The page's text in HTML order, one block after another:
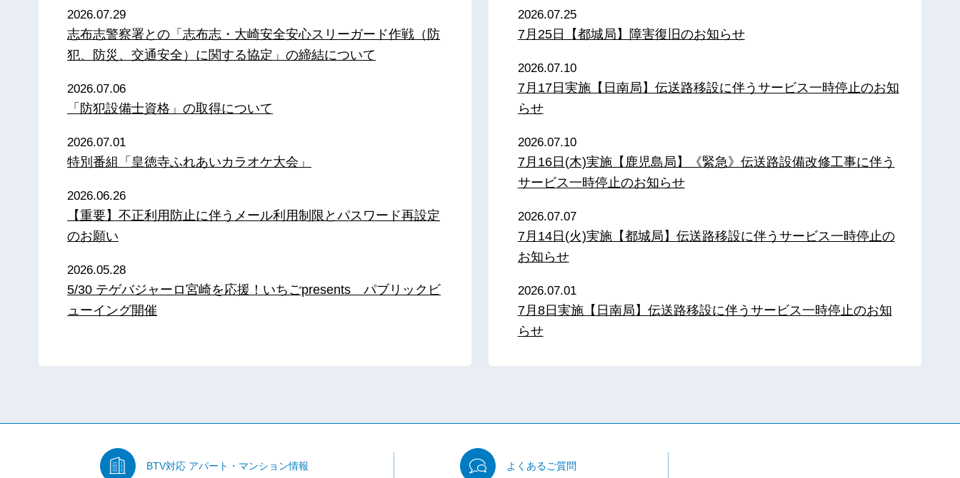
2026.07.29
志布志警察署との「志布志・大崎安全安心スリーガード作戦（防
犯、防災、交通安全）に関する協定」の締結について
2026.07.06
「防犯設備士資格」の取得について
2026.07.01
特別番組「皇徳寺ふれあいカラオケ大会」
2026.06.26
【重要】不正利用防止に伴うメール利用制限とパスワード再設定
のお願い
2026.05.28
5/30 テゲバジャーロ宮崎を応援！いちごpresents パブリックビ
ューイング開催
2026.07.25
7月25日【都城局】障害復旧のお知らせ
2026.07.10
7月17日実施【日南局】伝送路移設に伴うサービス一時停止のお知
らせ
2026.07.10
7月16日(木)実施【鹿児島局】《緊急》伝送路設備改修工事に伴う
サービス一時停止のお知らせ
2026.07.07
7月14日(火)実施【都城局】伝送路移設に伴うサービス一時停止の
お知らせ
2026.07.01
7月8日実施【日南局】伝送路移設に伴うサービス一時停止のお知
らせ
BTV対応 アパート・マンション情報 よくあるご質問